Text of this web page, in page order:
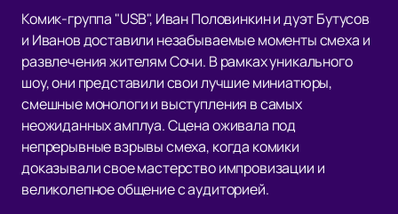
Комик-группа "USB", Иван Половинкин и дуэт Бутусов
и Иванов доставили незабываемые моменты смеха и
развлечения жителям Сочи. В рамках уникального
шоу, они представили свои лучшие миниатюры,
смешные монологи и выступления в самых
неожиданных амплуа. Сцена оживала под
непрерывные взрывы смеха, когда комики
доказывали свое мастерство импровизации и
великолепное общение с аудиторией.